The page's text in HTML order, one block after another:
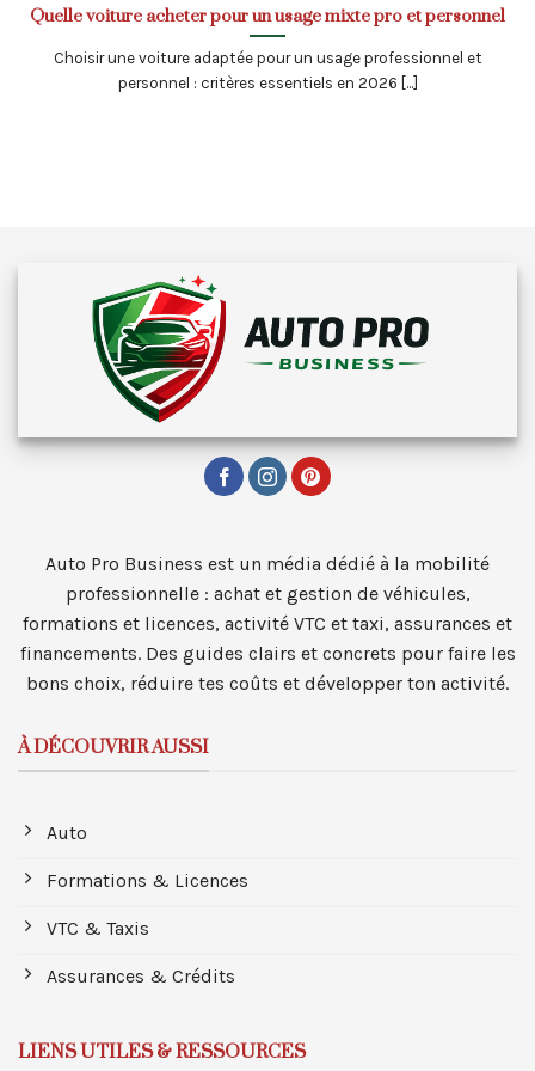
Quelle voiture acheter pour un usage mixte pro et personnel
Choisir une voiture adaptée pour un usage professionnel et
personnel : critères essentiels en 2026 [...]
Auto Pro Business est un média dédié à la mobilité
professionnelle : achat et gestion de véhicules,
formations et licences, activité VTC et taxi, assurances et
financements. Des guides clairs et concrets pour faire les
bons choix, réduire tes coûts et développer ton activité.
À DÉCOUVRIR AUSSI
Auto
Formations & Licences
VTC & Taxis
Assurances & Crédits
LIENS UTILES & RESSOURCES